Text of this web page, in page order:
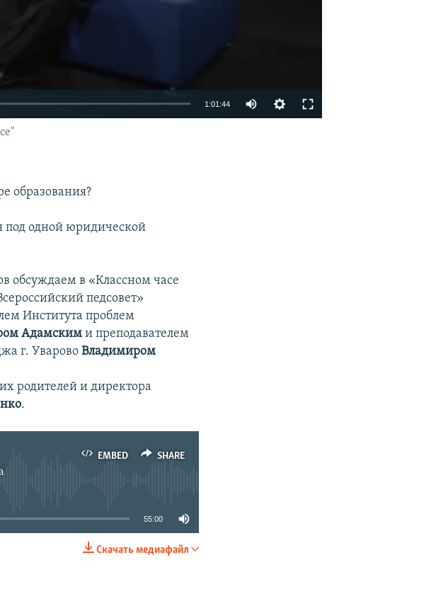
1:01:44
образования?
под одной юридической
обсуждаем в «Классном часе
педсовет»
Института проблем
Адамским и преподавателем
г. УваровоВладимиром
родителей и директора
.
EMBED SHARE
SHARE
available
55:00
Скачать медиафайл